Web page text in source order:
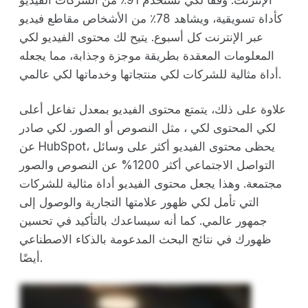
كأداة تسويقية، ويشاهد 78٪ من الأشخاص مقاطع فيديو
عبر الإنترنت كل أسبوع. يتيح لك محتوى الفيديو لكي
المعلومات المعقدة بطريقة موجزة وجذابة، مما يجعله
أداة مثالية للشركات لكي منتجاتها وخدماتها لكي عالمي.
علاوة على ذلك، يتمتع محتوى الفيديو بمعدل تفاعل أعلى
لكي المحتوى لكي ، مثل النصوص أو الصور. لكي صادر
عن HubSpot، يحظى محتوى الفيديو أكثر على وسائل
التواصل الاجتماعي أكثر 1200% عن النصوص والصور
مجتمعة. وهذا يجعل محتوى الفيديو أداة مثالية للشركات
التي تأمل لكي ظهور علامتها التجارية والوصول إلى
جمهور عالمي. كما أنه سيساعدك بالتأكيد في تحسين
ظهورك في نتائج البحث المدعومة بالذكاء الاصطناعي
أيضًا.